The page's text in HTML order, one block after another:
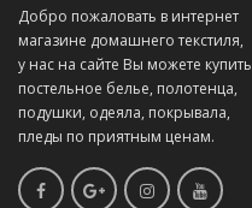
Добро пожаловать в интернет
магазине домашнего текстиля,
у нас на сайте Вы можете купить
постельное белье, полотенца,
подушки, одеяла, покрывала,
пледы по приятным ценам.